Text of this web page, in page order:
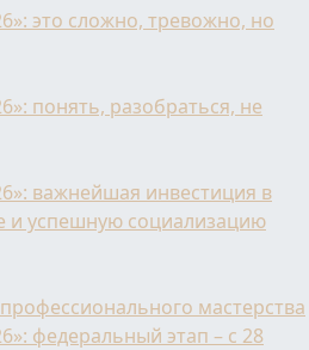
это сложно, тревожно, но
понять, разобраться, не
важнейшая инвестиция в
и успешную социализацию
мастерства
федеральный этап – с 28